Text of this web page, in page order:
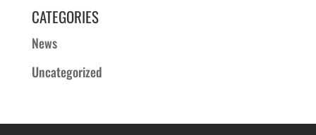
CATEGORIES
News
Uncategorized